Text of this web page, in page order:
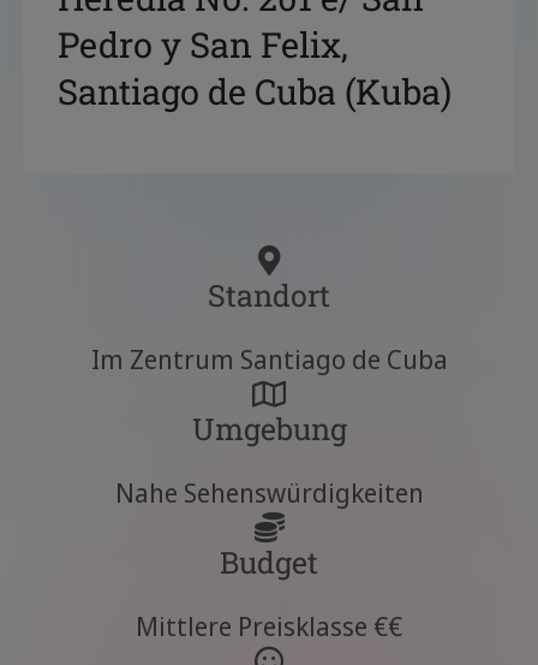
Pedro y San Felix,
Santiago de Cuba (Kuba)
Standort
Im Zentrum Santiago de Cuba
Umgebung
Nahe Sehenswürdigkeiten
Budget
Mittlere Preisklasse €€